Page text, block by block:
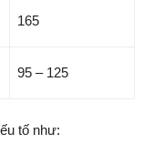
165
95 – 125
tố như: